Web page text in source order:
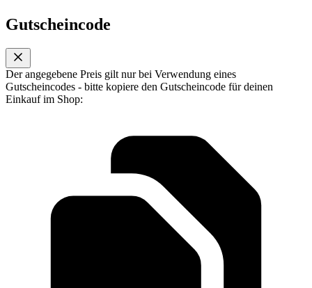
Gutscheincode
Der angegebene Preis gilt nur bei Verwendung eines
Gutscheincodes - bitte kopiere den Gutscheincode für deinen
Einkauf im Shop: